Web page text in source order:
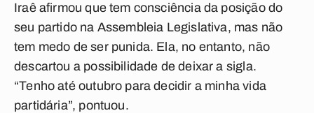
Iraê afirmou que tem consciência da posição do
seu partido na Assembleia Legislativa, mas não
tem medo de ser punida. Ela, no entanto, não
descartou a possibilidade de deixar a sigla.
“Tenho até outubro para decidir a minha vida
partidária”, pontuou.